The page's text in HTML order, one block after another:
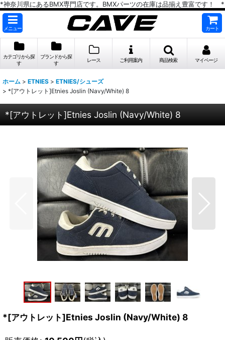
*神奈川県にあるBMX専門店です。BMXパーツの在庫は品揃え豊富です！ *
メニュー カート
カテゴリから探
す
ブランドから探
す
レース ご利用案内 商品検索 マイページ
ホーム > ETNIES > ETNIES/シューズ
> *[アウトレット]Etnies Joslin (Navy/White) 8
*[アウトレット]Etnies Joslin (Navy/White) 8
*[アウトレット]Etnies Joslin (Navy/White) 8